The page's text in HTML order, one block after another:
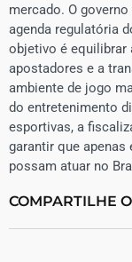
mercado. O
agenda regulatória
objetivo é equilibrar
apostadores e a
ambiente de jogo
do entretenimento
esportivas, a
garantir que apenas
possam atuar no
COMPARTILHE